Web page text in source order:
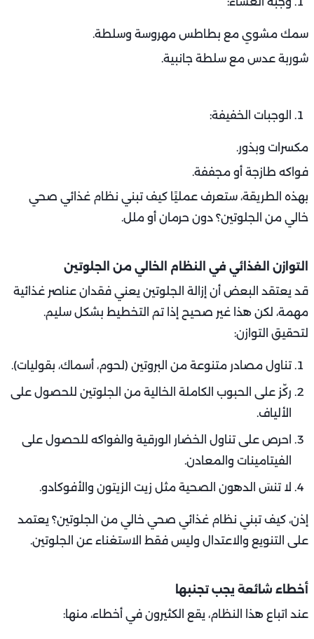
سمك مشوي مع بطاطس مهروسة وسلطة.
شوربة عدس مع سلطة جانبية.
الوجبات الخفيفة:
مكسرات وبذور.
فواكه طازجة أو مجففة.
بهذه الطريقة، ستعرف عمليًا كيف تبني نظام غذائي صحي
خالي من الجلوتين؟ دون حرمان أو ملل.
التوازن الغذائي في النظام الخالي من الجلوتين
قد يعتقد البعض أن إزالة الجلوتين يعني فقدان عناصر غذائية
مهمة، لكن هذا غير صحيح إذا تم التخطيط بشكل سليم.
لتحقيق التوازن:
تناول مصادر متنوعة من البروتين (لحوم، أسماك، بقوليات).
ركّز على الحبوب الكاملة الخالية من الجلوتين للحصول على
الألياف.
احرص على تناول الخضار الورقية والفواكه للحصول على
الفيتامينات والمعادن.
لا تنسَ الدهون الصحية مثل زيت الزيتون والأفوكادو.
إذن، كيف تبني نظام غذائي صحي خالي من الجلوتين؟ يعتمد
على التنويع والاعتدال وليس فقط الاستغناء عن الجلوتين.
أخطاء شائعة يجب تجنبها
عند اتباع هذا النظام، يقع الكثيرون في أخطاء، منها: